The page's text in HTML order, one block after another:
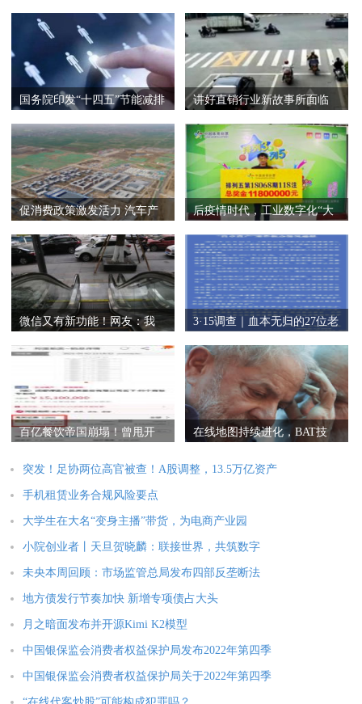
国务院印发“十四五”节能减排
讲好直销行业新故事所面临
促消费政策激发活力 汽车产
后疫情时代，工业数字化“大
微信又有新功能！网友：我
3·15调查｜血本无归的27位老
百亿餐饮帝国崩塌！曾甩开
在线地图持续进化，BAT技
突发！足协两位高官被查！A股调整，13.5万亿资产
手机租赁业务合规风险要点
大学生在大名“变身主播”带货，为电商产业园
小院创业者丨天旦贺晓麟：联接世界，共筑数字
未央本周回顾：市场监管总局发布四部反垄断法
地方债发行节奏加快 新增专项债占大头
月之暗面发布并开源Kimi K2模型
中国银保监会消费者权益保护局发布2022年第四季
中国银保监会消费者权益保护局关于2022年第四季